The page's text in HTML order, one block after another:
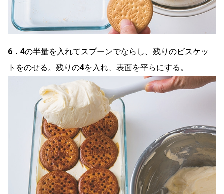
6． 4の半量を入れてスプーンでならし、残りのビスケッ
トをのせる。残りの4を入れ、表面を平らにする。